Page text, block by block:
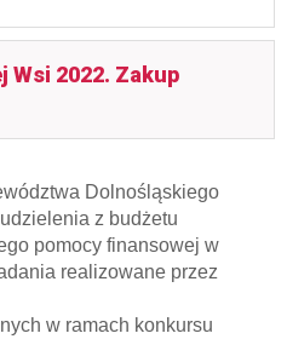
Wsi 2022. Zakup
Dolnośląskiego
z budżetu
pomocy finansowej w
realizowane przez
w ramach konkursu